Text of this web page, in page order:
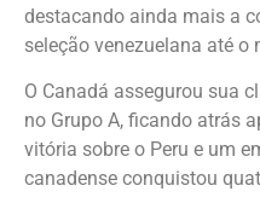
destacando ainda mais a
seleção venezuelana até o
O Canadá assegurou sua
no Grupo A, ficando atrás
vitória sobre o Peru e um
canadense conquistou